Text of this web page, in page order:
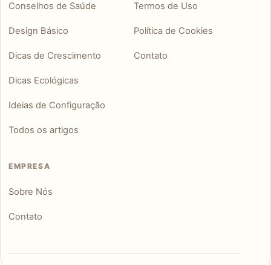
Conselhos de Saúde
Design Básico
Dicas de Crescimento
Dicas Ecológicas
Ideias de Configuração
Todos os artigos
Termos de Uso
Política de Cookies
Contato
EMPRESA
Sobre Nós
Contato